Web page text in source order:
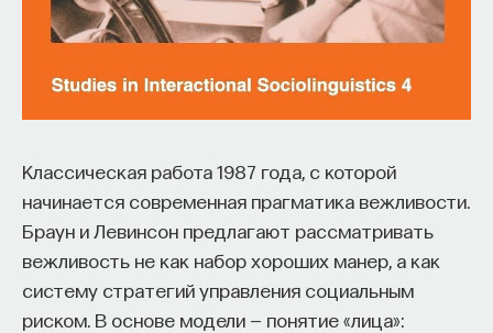
Классическая работа 1987 года, с которой
начинается современная прагматика вежливости.
Браун и Левинсон предлагают рассматривать
вежливость не как набор хороших манер, а как
систему стратегий управления социальным
риском. В основе модели — понятие «лица»: